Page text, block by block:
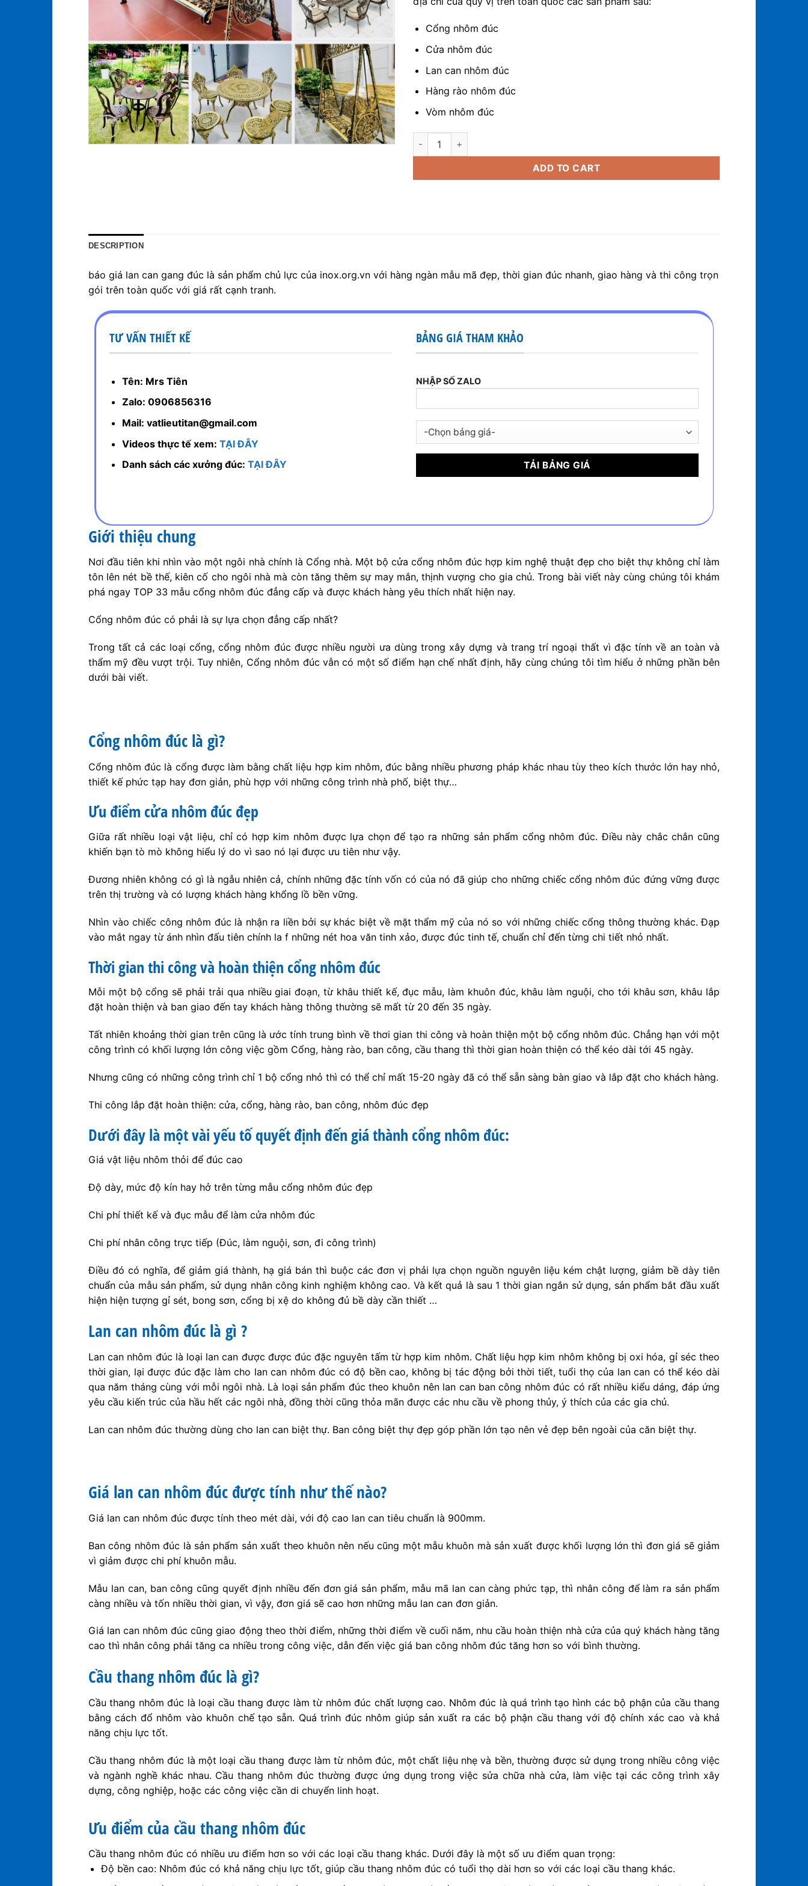
Cổng nhôm đúc
Cửa nhôm đúc
Lan can nhôm đúc
Hàng rào nhôm đúc
Vòm nhôm đúc
báo giá lan can đồng đúc quantity
ADD TO CART
DESCRIPTION
báo giá lan can gang đúc là sản phẩm chủ lực của inox.org.vn với hàng ngàn mẫu mã đẹp, thời gian đúc nhanh, giao hàng và thi công trọn
gói trên toàn quốc với giá rất cạnh tranh.
TƯ VẤN THIẾT KẾ
Tên: Mrs Tiên
Zalo: 0906856316
Mail: vatlieutitan@gmail.com
Videos thực tế xem: TẠI ĐÂY
Danh sách các xưởng đúc: TẠI ĐÂY
BẢNG GIÁ THAM KHẢO
NHẬP SỐ ZALO
Giới thiệu chung
Nơi đầu tiên khi nhìn vào một ngôi nhà chính là Cổng nhà. Một bộ cửa cổng nhôm đúc hợp kim nghệ thuật đẹp cho biệt thự không chỉ làm
tôn lên nét bề thế, kiên cố cho ngôi nhà mà còn tăng thêm sự may mắn, thịnh vượng cho gia chủ. Trong bài viết này cùng chúng tôi khám
phá ngay TOP 33 mẫu cổng nhôm đúc đẳng cấp và được khách hàng yêu thích nhất hiện nay.
Cổng nhôm đúc có phải là sự lựa chọn đẳng cấp nhất?
Trong tất cả các loại cổng, cổng nhôm đúc được nhiều người ưa dùng trong xây dựng và trang trí ngoại thất vì đặc tính về an toàn và
thẩm mỹ đều vượt trội. Tuy nhiên, Cổng nhôm đúc vẫn có một số điểm hạn chế nhất định, hãy cùng chúng tôi tìm hiểu ở những phần bên
dưới bài viết.
Cổng nhôm đúc là gì?
Cổng nhôm đúc là cổng được làm bằng chất liệu hợp kim nhôm, đúc bằng nhiều phương pháp khác nhau tùy theo kích thước lớn hay nhỏ,
thiết kế phức tạp hay đơn giản, phù hợp với những công trình nhà phố, biệt thự…
Ưu điểm cửa nhôm đúc đẹp
Giữa rất nhiều loại vật liệu, chỉ có hợp kim nhôm được lựa chọn để tạo ra những sản phẩm cổng nhôm đúc. Điều này chắc chắn cũng
khiến bạn tò mò không hiểu lý do vì sao nó lại được ưu tiên như vậy.
Đương nhiên không có gì là ngẫu nhiên cả, chính những đặc tính vốn có của nó đã giúp cho những chiếc cổng nhôm đúc đứng vững được
trên thị trường và có lượng khách hàng khổng lồ bền vững.
Nhìn vào chiếc công nhôm đúc là nhận ra liền bởi sự khác biệt về mặt thẩm mỹ của nó so với những chiếc cổng thông thường khác. Đạp
vào mắt ngay từ ánh nhìn đấu tiên chính la f những nét hoa văn tinh xảo, được đúc tinh tế, chuẩn chỉ đến từng chi tiết nhỏ nhất.
Thời gian thi công và hoàn thiện cổng nhôm đúc
Mỗi một bộ cổng sẽ phải trải qua nhiều giai đoạn, từ khâu thiết kế, đục mẫu, làm khuôn đúc, khâu làm nguội, cho tới khâu sơn, khâu lắp
đặt hoàn thiện và ban giao đến tay khách hàng thông thường sẽ mất từ 20 đến 35 ngày.
Tất nhiên khoảng thời gian trên cũng là ước tính trung bình về thơi gian thi công và hoàn thiện một bộ cổng nhôm đúc. Chẳng hạn với một
công trình có khối lượng lớn công việc gồm Cổng, hàng rào, ban công, cầu thang thì thời gian hoàn thiện có thể kéo dài tới 45 ngày.
Nhưng cũng có những công trình chỉ 1 bộ cổng nhỏ thì có thể chỉ mất 15-20 ngày đã có thể sẵn sàng bàn giao và lắp đặt cho khách hàng.
Thi công lắp đặt hoàn thiện: cửa, cổng, hàng rào, ban công, nhôm đúc đẹp
Dưới đây là một vài yếu tố quyết định đến giá thành cổng nhôm đúc:
Giá vật liệu nhôm thỏi để đúc cao
Độ dày, mức độ kín hay hở trên từng mẫu cổng nhôm đúc đẹp
Chi phí thiết kế và đục mẫu để làm cửa nhôm đúc
Chi phí nhân công trực tiếp (Đúc, làm nguội, sơn, đi công trình)
Điều đó có nghĩa, để giảm giá thành, hạ giá bán thì buộc các đơn vị phải lựa chọn nguồn nguyên liệu kém chật lượng, giảm bề dày tiên
chuẩn của mẫu sản phẩm, sử dụng nhân công kinh nghiệm không cao. Và kết quả là sau 1 thời gian ngắn sử dụng, sản phẩm bắt đầu xuất
hiện hiện tượng gỉ sét, bong sơn, cổng bị xệ do không đủ bề dày cần thiết …
Lan can nhôm đúc là gì ?
Lan can nhôm đúc là loại lan can được được đúc đặc nguyên tấm từ hợp kim nhôm. Chất liệu hợp kim nhôm không bị oxi hóa, gỉ séc theo
thời gian, lại được đúc đặc làm cho lan can nhôm đúc có độ bền cao, không bị tác động bởi thời tiết, tuổi thọ của lan can có thể kéo dài
qua năm tháng cùng với mỗi ngôi nhà. Là loại sản phẩm đúc theo khuôn nên lan can ban công nhôm đúc có rất nhiều kiểu dáng, đáp ứng
yêu cầu kiến trúc của hầu hết các ngôi nhà, đồng thời cũng thỏa mãn được các nhu cầu về phong thủy, ý thích của các gia chủ.
Lan can nhôm đúc thường dùng cho lan can biệt thự. Ban công biệt thự đẹp góp phần lớn tạo nên vẻ đẹp bên ngoài của căn biệt thự.
Giá lan can nhôm đúc được tính như thế nào?
Giá lan can nhôm đúc được tính theo mét dài, với độ cao lan can tiêu chuẩn là 900mm.
Ban công nhôm đúc là sản phẩm sản xuất theo khuôn nên nếu cũng một mẫu khuôn mà sản xuất được khối lượng lớn thì đơn giá sẽ giảm
vì giảm được chi phí khuôn mẫu.
Mẫu lan can, ban công cũng quyết định nhiều đến đơn giá sản phẩm, mẫu mã lan can càng phức tạp, thì nhân công để làm ra sản phẩm
càng nhiều và tốn nhiều thời gian, vì vậy, đơn giá sẽ cao hơn những mẫu lan can đơn giản.
Giá lan can nhôm đúc cũng giao động theo thời điểm, những thời điểm về cuối năm, nhu cầu hoàn thiện nhà cửa của quý khách hàng tăng
cao thì nhân công phải tăng ca nhiều trong công việc, dẫn đến việc giá ban công nhôm đúc tăng hơn so với bình thường.
Cầu thang nhôm đúc là gì?
Cầu thang nhôm đúc là loại cầu thang được làm từ nhôm đúc chất lượng cao. Nhôm đúc là quá trình tạo hình các bộ phận của cầu thang
bằng cách đổ nhôm vào khuôn chế tạo sẵn. Quá trình đúc nhôm giúp sản xuất ra các bộ phận cầu thang với độ chính xác cao và khả
năng chịu lực tốt.
Cầu thang nhôm đúc là một loại cầu thang được làm từ nhôm đúc, một chất liệu nhẹ và bền, thường được sử dụng trong nhiều công việc
và ngành nghề khác nhau. Cầu thang nhôm đúc thường được ứng dụng trong việc sửa chữa nhà cửa, làm việc tại các công trình xây
dựng, công nghiệp, hoặc các công việc cần di chuyển linh hoạt.
Ưu điểm của cầu thang nhôm đúc
Cầu thang nhôm đúc có nhiều ưu điểm hơn so với các loại cầu thang khác. Dưới đây là một số ưu điểm quan trọng:
Độ bền cao: Nhôm đúc có khả năng chịu lực tốt, giúp cầu thang nhôm đúc có tuổi thọ dài hơn so với các loại cầu thang khác.